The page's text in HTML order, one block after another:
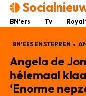
BN’ers Tv
BN'ERS EN STERREN
Angela de
hélemaal
‘Enorme